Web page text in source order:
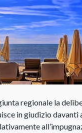
regionale la
in giudizio davanti